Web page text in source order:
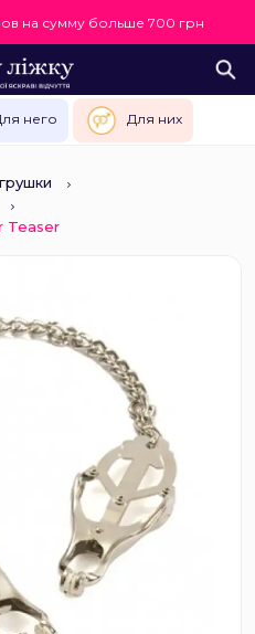
на сумму больше 700 грн
него Для них
Teaser